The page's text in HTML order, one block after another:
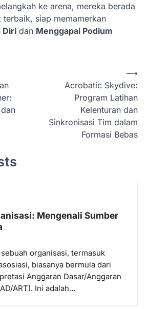
ke arena, mereka berada
siap memamerkan
Diri dan Menggapai Podium
Acrobatic Skydive:
Program Latihan
Kelenturan dan
Sinkronisasi Tim dalam
Formasi Bebas
⟶
Mengenali Sumber
organisasi, termasuk
biasanya bermula dari
Anggaran Dasar/Anggaran
ART). Ini adalah…